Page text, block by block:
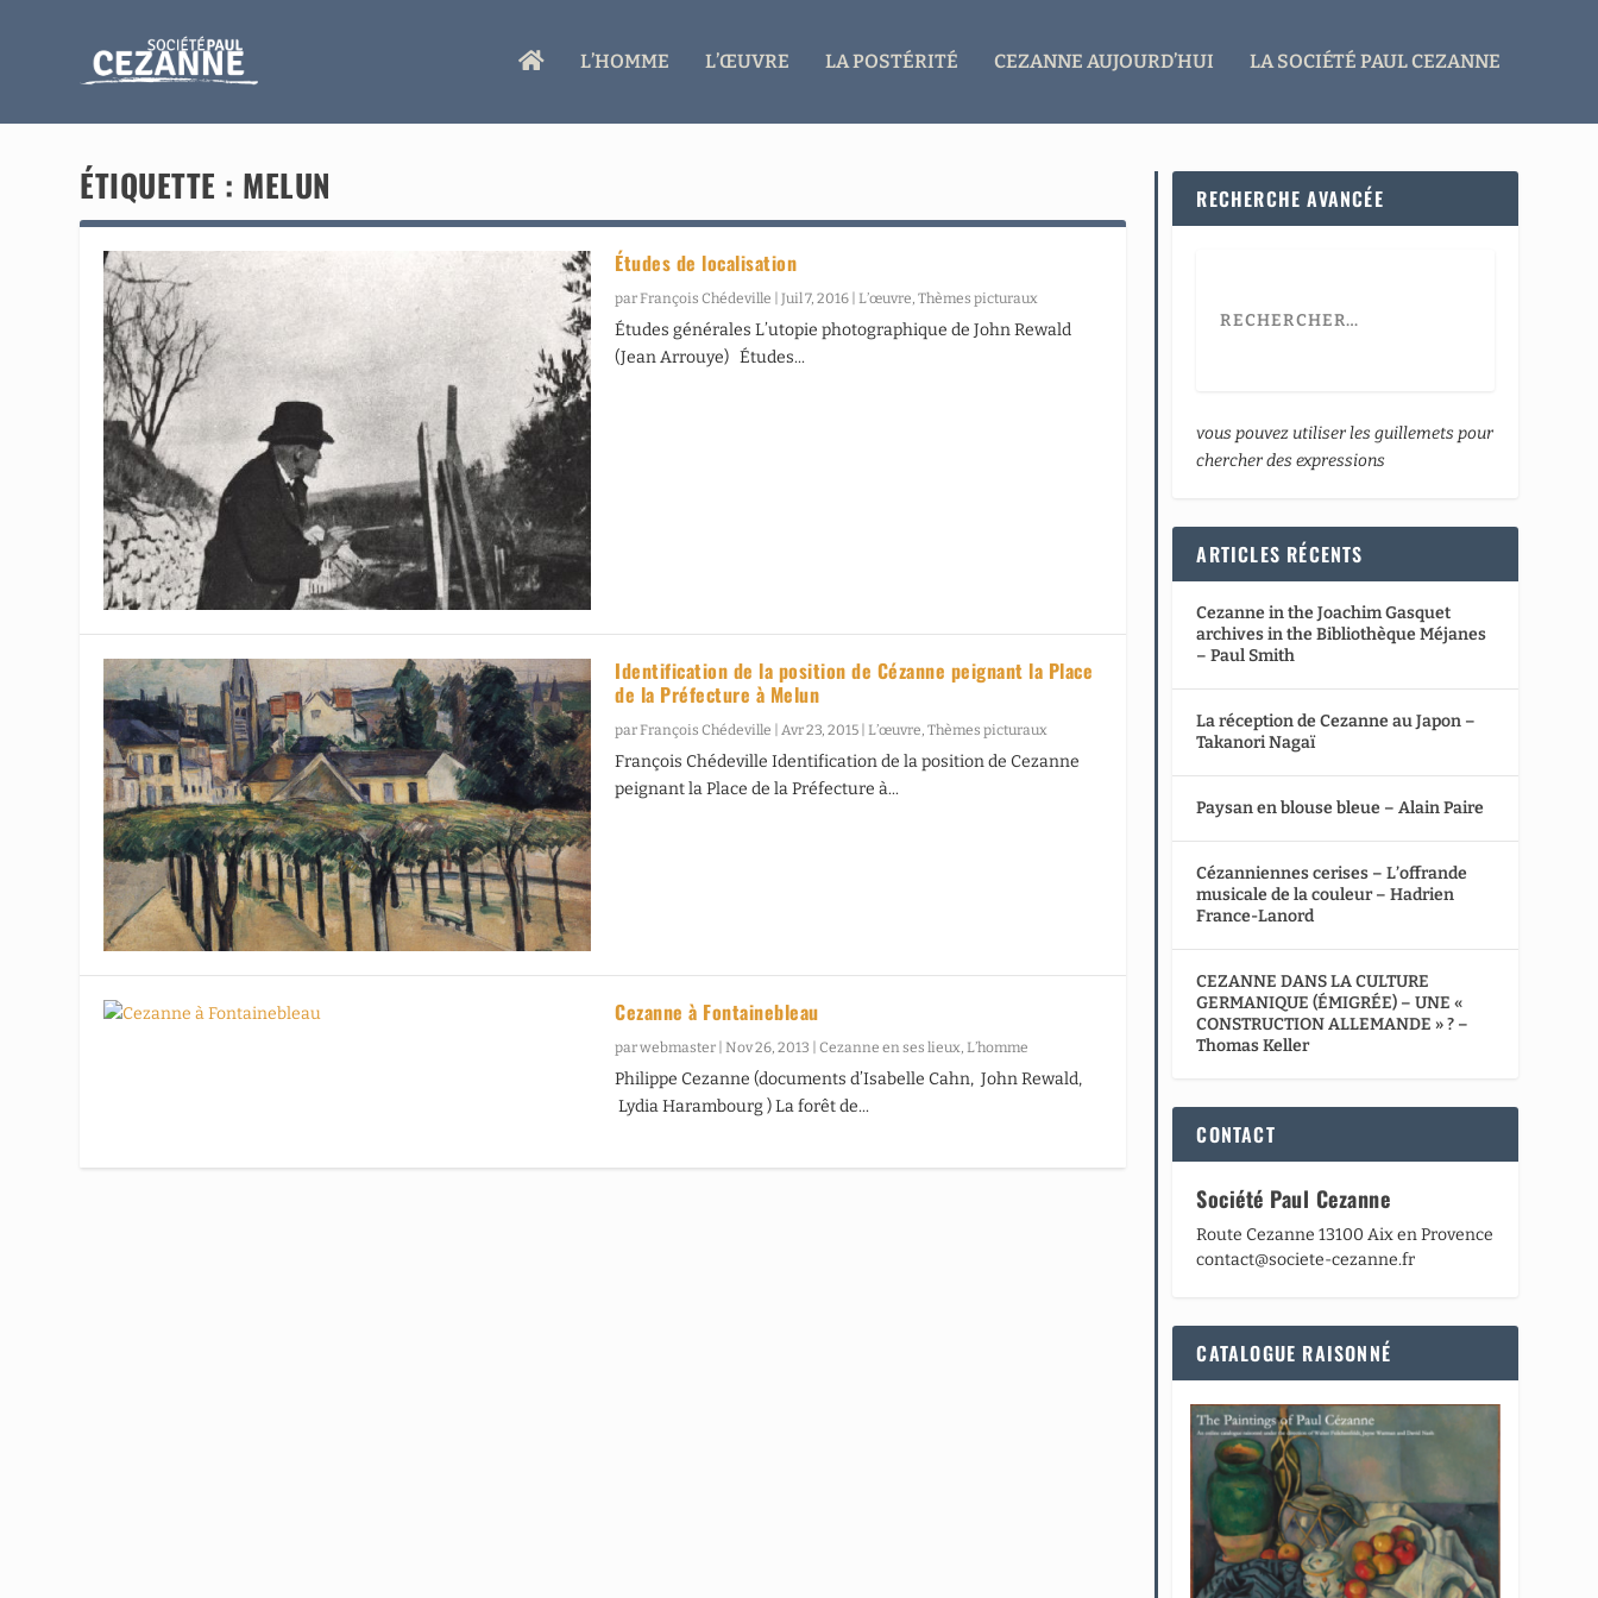
A
L’HOMME L’ŒUVRE LA POSTÉRITÉ CEZANNE AUJOURD’HUI LA SOCIÉTÉ PAUL CEZANNE
ÉTIQUETTE : MELUN
Études de localisation
parFrançois Chédeville |Juil 7, 2016 |L’œuvre,Thèmes picturaux
Études générales L’utopie photographique de John Rewald
(Jean Arrouye) Études...
Identification de la position de Cézanne peignant la Place
de la Préfecture à Melun
parFrançois Chédeville |Avr 23, 2015 |L’œuvre,Thèmes picturaux
François Chédeville Identification de la position de Cezanne
peignant la Place de la Préfecture à...
Cezanne à Fontainebleau
parwebmaster |Nov 26, 2013 |Cezanne en ses lieux,L’homme
Philippe Cezanne (documents d’Isabelle Cahn, John Rewald,
Lydia Harambourg ) La forêt de...
RECHERCHE AVANCÉE
vous pouvez utiliser les guillemets pour
chercher des expressions
ARTICLES RÉCENTS
Cezanne in the Joachim Gasquet
archives in the Bibliothèque Méjanes
– Paul Smith
La réception de Cezanne au Japon –
Takanori Nagaï
Paysan en blouse bleue – Alain Paire
Cézanniennes cerises – L’offrande
musicale de la couleur – Hadrien
France-Lanord
CEZANNE DANS LA CULTURE
GERMANIQUE (ÉMIGRÉE) – UNE «
CONSTRUCTION ALLEMANDE » ? –
Thomas Keller
CONTACT
Société Paul Cezanne
Route Cezanne 13100 Aix en Provence
contact@societe-cezanne.fr
CATALOGUE RAISONNÉ